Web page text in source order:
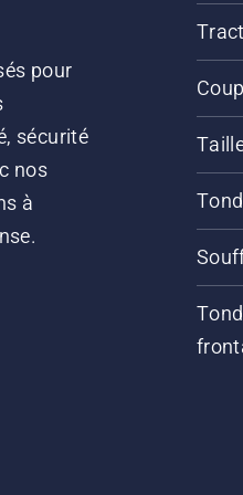
pour
sécurité
nos
à